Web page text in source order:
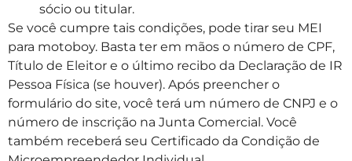
sócio ou titular.
Se você cumpre tais condições, pode tirar seu MEI
para motoboy. Basta ter em mãos o número de CPF,
Título de Eleitor e o último recibo da Declaração de IR
Pessoa Física (se houver). Após preencher o
formulário do site, você terá um número de CNPJ e o
número de inscrição na Junta Comercial. Você
também receberá seu Certificado da Condição de